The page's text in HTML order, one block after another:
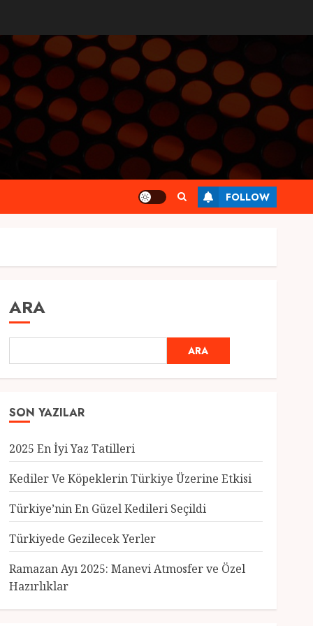
FOLLOW
ARA
ARA
SON YAZILAR
2025 En İyi Yaz Tatilleri
Kediler Ve Köpeklerin Türkiye Üzerine Etkisi
Türkiye’nin En Güzel Kedileri Seçildi
Türkiyede Gezilecek Yerler
Ramazan Ayı 2025: Manevi Atmosfer ve Özel
Hazırlıklar
3
Genel
Türkiye’nin En Güzel
Kedileri Seçildi